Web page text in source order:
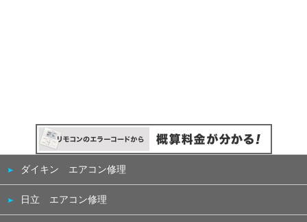
ダイキン エアコン修理
日立 エアコン修理